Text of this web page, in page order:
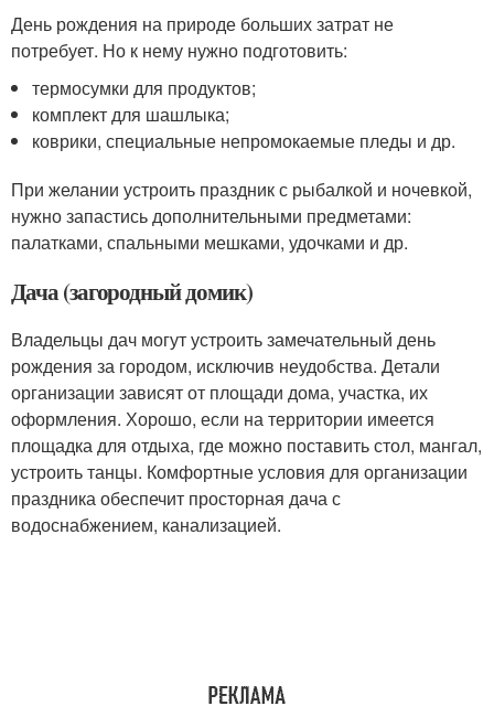
День рождения на природе больших затрат не
потребует. Но к нему нужно подготовить:
термосумки для продуктов;
комплект для шашлыка;
коврики, специальные непромокаемые пледы и др.
При желании устроить праздник с рыбалкой и ночевкой,
нужно запастись дополнительными предметами:
палатками, спальными мешками, удочками и др.
Дача (загородный домик)
Владельцы дач могут устроить замечательный день
рождения за городом, исключив неудобства. Детали
организации зависят от площади дома, участка, их
оформления. Хорошо, если на территории имеется
площадка для отдыха, где можно поставить стол, мангал,
устроить танцы. Комфортные условия для организации
праздника обеспечит просторная дача с
водоснабжением, канализацией.